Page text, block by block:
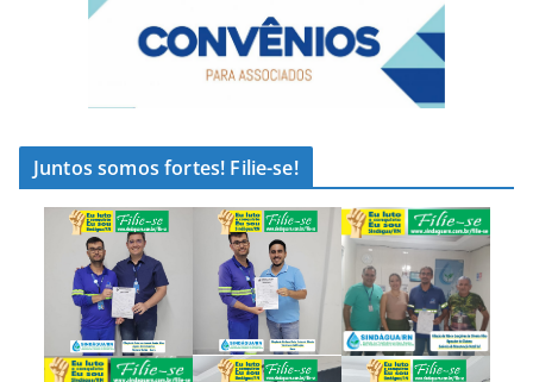
Juntos somos fortes! Filie-se!